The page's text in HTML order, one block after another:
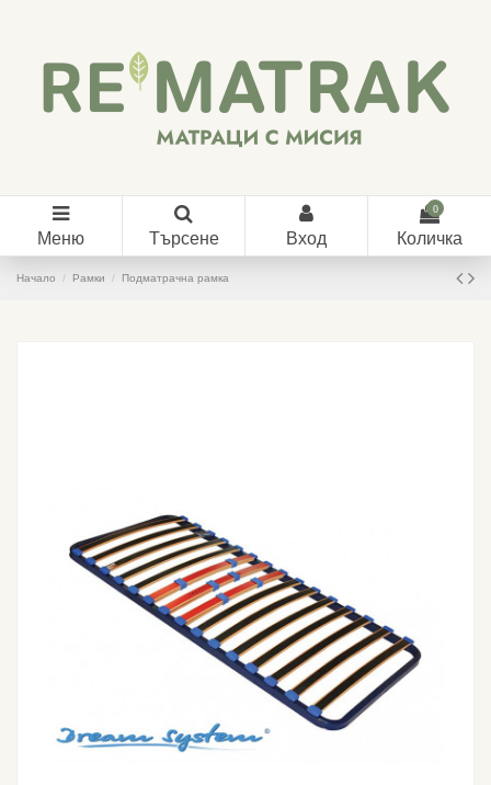
Меню Търсене Вход
0
Количка
Начало Рамки Подматрачна рамка